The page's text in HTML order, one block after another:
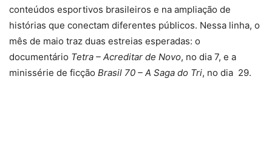
conteúdos esportivos brasileiros e na ampliação de
histórias que conectam diferentes públicos. Nessa linha, o
mês de maio traz duas estreias esperadas: o
documentário Tetra – Acreditar de Novo, no dia 7, e a
minissérie de ficção Brasil 70 – A Saga do Tri, no dia 29.